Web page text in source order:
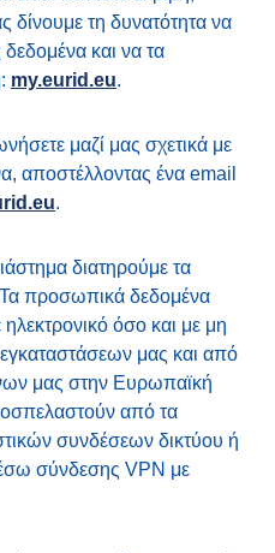
δίνουμε τη δυνατότητα να
και να τα
my.eurid.eu.
μαζί μας σχετικά με
αποστέλλοντας ένα email
.
διατηρούμε τα
προσωπικά δεδομένα
όσο και με μη
μας και από
μας στην Ευρωπαϊκή
από τα
συνδέσεων δικτύου ή
σύνδεσης VPN με